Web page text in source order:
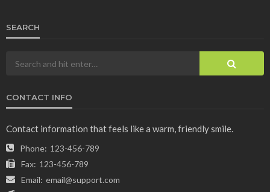
SEARCH
CONTACT INFO
Contact information that feels like a warm, friendly smile.
Phone: 123-456-789
Fax: 123-456-789
Email: email@support.com